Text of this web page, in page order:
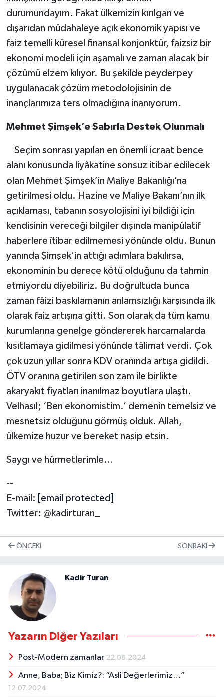
durumundayım. Fakat ülkemizin kırılgan ve
dışarıdan müdahaleye açık ekonomik yapısı ve
faiz temelli küresel finansal konjonktür, faizsiz bir
ekonomi modeli için aşamalı ve zaman alacak bir
çözümü elzem kılıyor. Bu şekilde peyderpey
uygulanacak çözüm metodolojisinin de
inançlarımıza ters olmadığına inanıyorum.
Mehmet Şimşek’e Sabırla Destek Olunmalı
Seçim sonrası yapılan en önemli icraat bence
alanı konusunda liyâkatine sonsuz itibar edilecek
olan Mehmet Şimşek’in Maliye Bakanlığı’na
getirilmesi oldu. Hazine ve Maliye Bakanı’nın ilk
açıklaması, tabanın sosyolojisini iyi bildiği için
kendisinin vereceği bilgiler dışında manipülatif
haberlere îtibar edilmemesi yönünde oldu. Bunun
yanında Şimşek’in attığı adımlara bakılırsa,
ekonominin bu derece kötü olduğunu da tahmin
etmiyordu diyebiliriz. Bu doğrultuda bunca
zaman fâizi baskılamanın anlamsızlığı karşısında ilk
olarak faiz artışına gitti. Son olarak da tüm kamu
kurumlarına genelge göndererek harcamalarda
kısıtlamaya gidilmesi yönünde tâlimat verdi. Çok
çok uzun yıllar sonra KDV oranında artışa gidildi.
ÖTV oranına getirilen son zam ile birlikte
akaryakıt fiyatları inanılmaz boyutlara ulaştı.
Velhasıl; ‘Ben ekonomistim.’ demenin temelsiz ve
mesnetsiz olduğunu görmüş olduk. Allah,
ülkemize huzur ve bereket nasip etsin.
Saygı ve hürmetlerimle…
--
E-mail:
[email protected]
Twitter: @kadirturan_
ÖNCEKI SONRAKI
Kadir Turan
Yazarın Diğer Yazıları
Post-Modern zamanlar 22.08.2024
Anne, Baba; Biz Kimiz?: “Aslî Değerlerimiz…”
12.07.2024